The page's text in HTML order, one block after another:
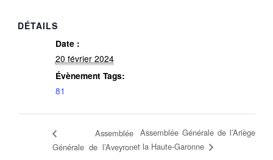
DÉTAILS
Date :
20 février 2024
Évènement Tags:
81
Assemblée
Générale de l’Aveyron
Assemblée Générale de l’Ariège
et la Haute-Garonne